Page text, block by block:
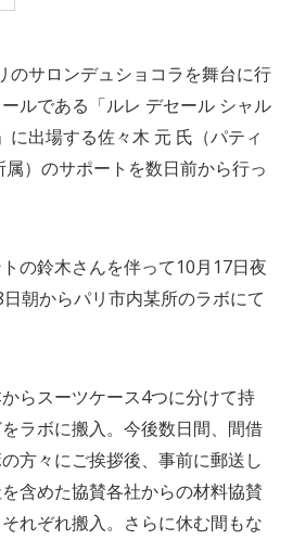
のサロンデュショコラを舞台に行
ルである「ルレ デセール シャル
に出場する佐々木 元 氏（パティ
）のサポートを数日前から行っ
の鈴木さんを伴って10月17日夜
朝からパリ市内某所のラボにて
らスーツケース4つに分けて持
ラボに搬入。今後数日間、間借
方々にご挨拶後、事前に郵送し
含めた協賛各社からの材料協賛
れぞれ搬入。さらに休む間もな